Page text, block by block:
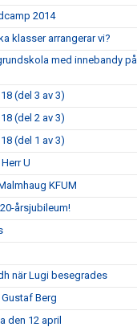
2014
klasser arrangerar vi?
med innebandy på
(del 3 av 3)
(del 2 av 3)
(del 1 av 3)
U
KFUM
årsjubileum!
när Lugi besegrades
Berg
den 12 april